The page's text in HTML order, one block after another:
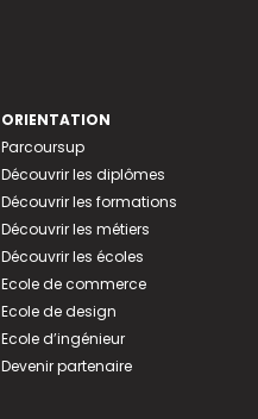
ORIENTATION
Parcoursup
Découvrir les diplômes
Découvrir les formations
Découvrir les métiers
Découvrir les écoles
Ecole de commerce
Ecole de design
Ecole d’ingénieur
Devenir partenaire